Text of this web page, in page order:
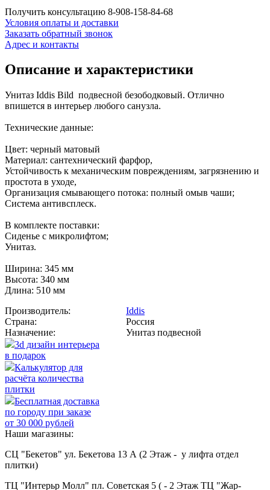
Получить консультацию 8-908-158-84-68
Условия оплаты и доставки
Заказать обратный звонок
Адрес и контакты
Описание и характеристики
Унитаз Iddis Bild подвесной безободковый. Отлично
впишется в интерьер любого санузла.
Технические данные:
Цвет: черный матовый
Материал: сантехнический фарфор,
Устойчивость к механическим повреждениям, загрязнению и
простота в уходе,
Организация смывающего потока: полный омыв чаши;
Система антивсплеск.
В комплекте поставки:
Сиденье с микролифтом;
Унитаз.
Ширина: 345 мм
Высота: 340 мм
Длина: 510 мм
Производитель:
Iddis
Страна:
Россия
Назначение:
Унитаз подвесной
3d дизайн интерьера
в подарок
Калькулятор для
расчёта количества
плитки
Бесплатная доставка
по городу при заказе
от 30 000 рублей
Наши магазины:
СЦ "Бекетов" ул. Бекетова 13 А (2 Этаж - у лифта отдел
плитки)
ТЦ "Интерьр Молл" пл. Советская 5 ( - 2 Этаж ТЦ "Жар-